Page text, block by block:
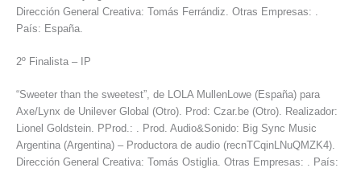
Dirección General Creativa: Tomás Ferrándiz. Otras Empresas: .
País: España.
2º Finalista – IP
“Sweeter than the sweetest”, de LOLA MullenLowe (España) para
Axe/Lynx de Unilever Global (Otro). Prod: Czar.be (Otro). Realizador:
Lionel Goldstein. PProd.: . Prod. Audio&Sonido: Big Sync Music
Argentina (Argentina) – Productora de audio (recnTCqinLNuQMZK4).
Dirección General Creativa: Tomás Ostiglia. Otras Empresas: . País: